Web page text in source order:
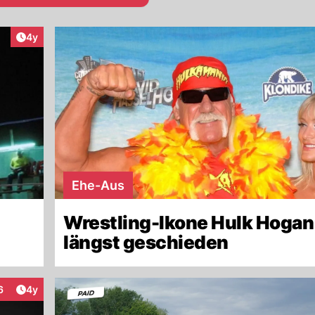
Artikel veröffentlicht:
4y
Ehe-Aus
Wrestling-Ikone Hulk
längst geschieden
Artikel veröffentlicht:
4y